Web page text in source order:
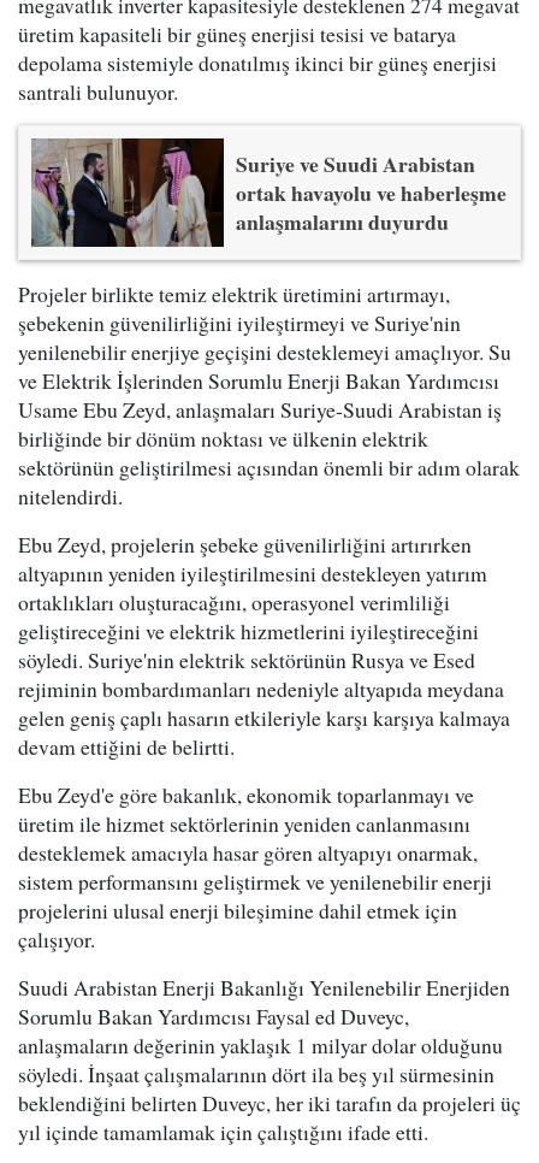
üretim kapasiteli bir güneş enerjisi tesisi ve batarya
depolama sistemiyle donatılmış ikinci bir güneş enerjisi
santrali bulunuyor.
Suriye ve Suudi Arabistan
ortak havayolu ve haberleşme
anlaşmalarını duyurdu
Projeler birlikte temiz elektrik üretimini artırmayı,
şebekenin güvenilirliğini iyileştirmeyi ve Suriye'nin
yenilenebilir enerjiye geçişini desteklemeyi amaçlıyor. Su
ve Elektrik İşlerinden Sorumlu Enerji Bakan Yardımcısı
Usame Ebu Zeyd, anlaşmaları Suriye-Suudi Arabistan iş
birliğinde bir dönüm noktası ve ülkenin elektrik
sektörünün geliştirilmesi açısından önemli bir adım olarak
nitelendirdi.
Ebu Zeyd, projelerin şebeke güvenilirliğini artırırken
altyapının yeniden iyileştirilmesini destekleyen yatırım
ortaklıkları oluşturacağını, operasyonel verimliliği
geliştireceğini ve elektrik hizmetlerini iyileştireceğini
söyledi. Suriye'nin elektrik sektörünün Rusya ve Esed
rejiminin bombardımanları nedeniyle altyapıda meydana
gelen geniş çaplı hasarın etkileriyle karşı karşıya kalmaya
devam ettiğini de belirtti.
Ebu Zeyd'e göre bakanlık, ekonomik toparlanmayı ve
üretim ile hizmet sektörlerinin yeniden canlanmasını
desteklemek amacıyla hasar gören altyapıyı onarmak,
sistem performansını geliştirmek ve yenilenebilir enerji
projelerini ulusal enerji bileşimine dahil etmek için
çalışıyor.
Suudi Arabistan Enerji Bakanlığı Yenilenebilir Enerjiden
Sorumlu Bakan Yardımcısı Faysal ed Duveyc,
anlaşmaların değerinin yaklaşık 1 milyar dolar olduğunu
söyledi. İnşaat çalışmalarının dört ila beş yıl sürmesinin
beklendiğini belirten Duveyc, her iki tarafın da projeleri üç
yıl içinde tamamlamak için çalıştığını ifade etti.